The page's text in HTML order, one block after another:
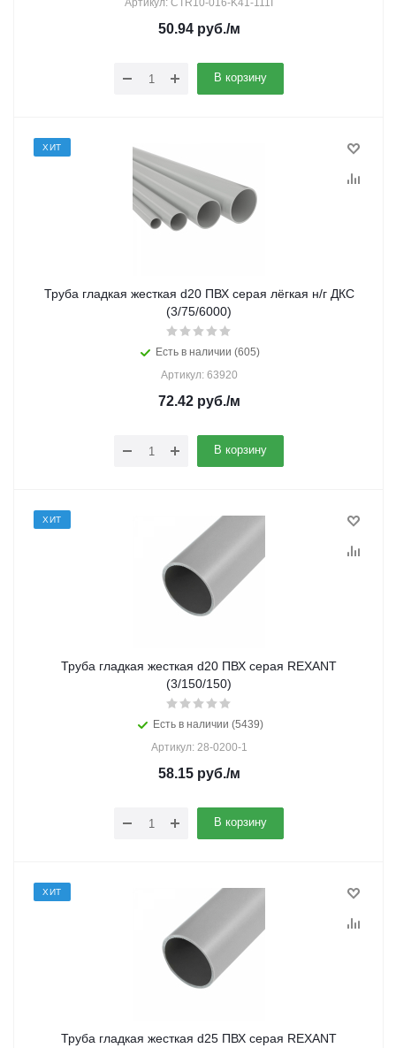
Артикул: CTR10-016-K41-111I
50.94руб./м
В корзину
ХИТ
Труба гладкая жесткая d20 ПВХ серая лёгкая н/г ДКС
(3/75/6000)
Есть в наличии (605)
Артикул: 63920
72.42руб./м
В корзину
ХИТ
Труба гладкая жесткая d20 ПВХ серая REXANT
(3/150/150)
Есть в наличии (5439)
Артикул: 28-0200-1
58.15руб./м
В корзину
ХИТ
Труба гладкая жесткая d25 ПВХ серая REXANT